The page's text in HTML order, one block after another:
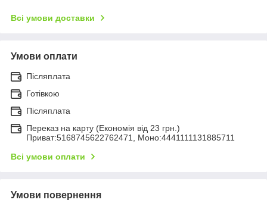
Всі умови доставки
Умови оплати
Післяплата
Готівкою
Післяплата
Переказ на карту (Економія від 23 грн.)
Приват:5168745622762471, Моно:4441111131885711
Всі умови оплати
Умови повернення